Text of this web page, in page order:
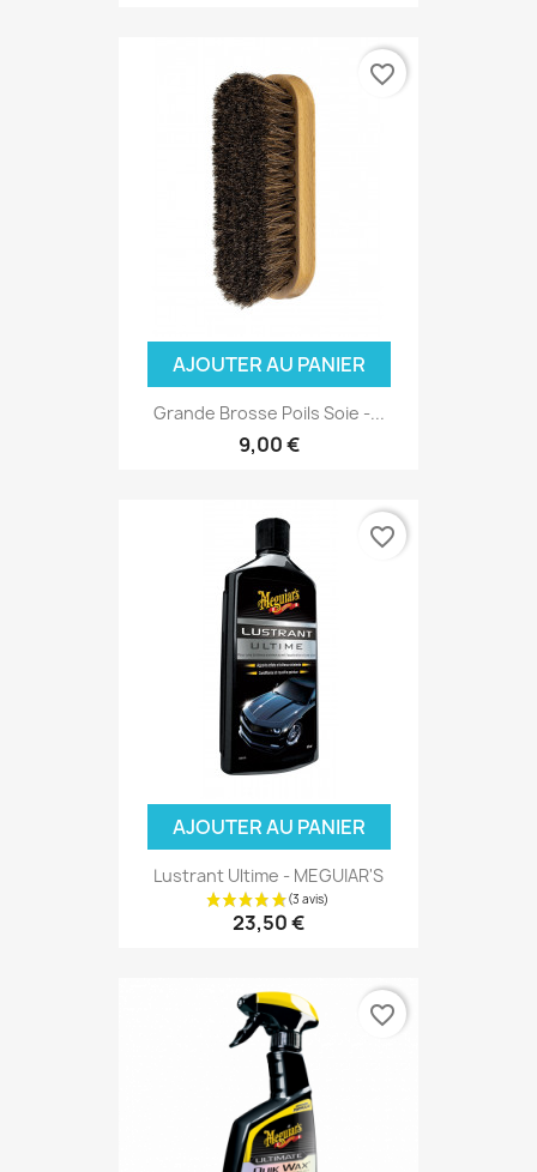
AJOUTER AU PANIER
Grande Brosse Poils Soie -...
9,00 €
favorite_border
AJOUTER AU PANIER
Lustrant Ultime - MEGUIAR'S
23,50 €
favorite_border
favorite_border